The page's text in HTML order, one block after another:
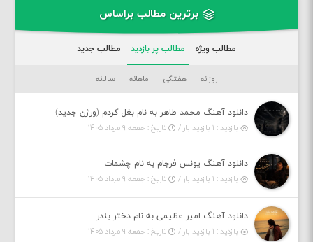
برترین مطالب براساس
مطالب ویژه مطالب پر بازدید مطالب جدید
روزانه هفتگی ماهانه سالانه
دانلود آهنگ محمد طاهر به نام بغل کردم (ورژن جدید)
بازدید : ۱ بازدید بار /
تاریخ : جمعه ۹ مرداد ۱۴۰۵
دانلود آهنگ یونس فرجام به نام چشمات
بازدید : ۱ بازدید بار /
تاریخ : جمعه ۹ مرداد ۱۴۰۵
دانلود آهنگ امیر عظیمی به نام دختر بندر
بازدید : ۱ بازدید بار /
تاریخ : جمعه ۹ مرداد ۱۴۰۵